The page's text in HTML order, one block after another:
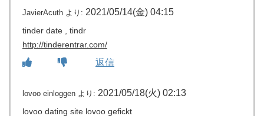
JavierAcuth より: 2021/05/14(金) 04:15
tinder date , tindr
http://tinderentrar.com/
返信
lovoo einloggen より: 2021/05/18(火) 02:13
lovoo dating site lovoo gefickt